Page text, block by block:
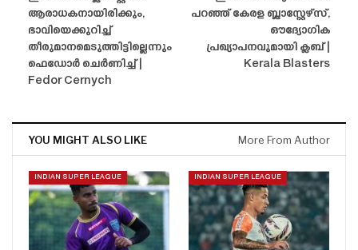
ആരാധകനായിരിക്കും,
ഭാവിയെക്കുറിച്ച്
തീരുമാനമെടുത്തിട്ടില്ലെന്നും
ഫെഡോർ ചെർണിച്ച് |
Fedor Cernych
പറഞ്ഞ് കേരള ബ്ലാസ്റ്റേഴ്‌സ്,
ഔദ്യോഗിക
പ്രഖ്യാപനവുമായി ക്ലബ് |
Kerala Blasters
YOU MIGHT ALSO LIKE More From Author
INDIAN SUPER LEAGUE INDIAN SUPER LEAGUE